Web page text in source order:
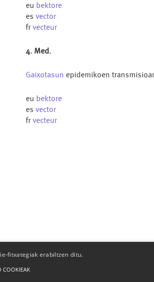
eu bektore
es vector
frvecteur
4. Med.
Gaixotasun epidemikoen
eu bektore
es vector
frvecteur
fitxategiak erabiltzen ditu.
COOKIEAK